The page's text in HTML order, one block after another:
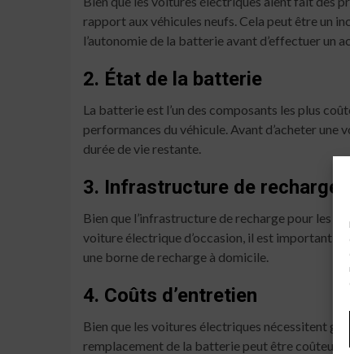
rapport aux véhicules neufs. Cela peut être un
l’autonomie de la batterie avant d’effectuer un
2. État de la batterie
La batterie est l’un des composants les plus
performances du véhicule. Avant d’acheter
durée de vie restante.
3. Infrastructure de recharge
Bien que l’infrastructure de recharge pour les
voiture électrique d’occasion, il est important
une borne de recharge à domicile.
4. Coûts d’entretien
Bien que les voitures électriques nécessitent
remplacement de la batterie peut être coûteux.